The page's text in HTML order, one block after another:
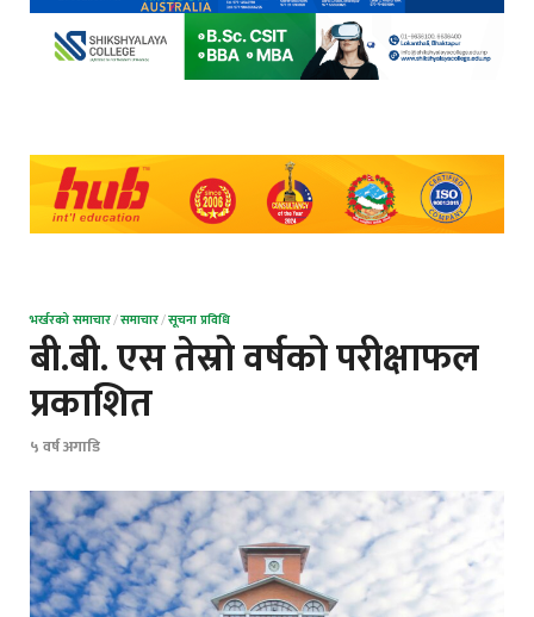
भर्खरको समाचार/समाचार/सूचना प्रविधि
बी.बी. एस तेस्रो वर्षको परीक्षाफल
प्रकाशित
५ वर्ष अगाडि